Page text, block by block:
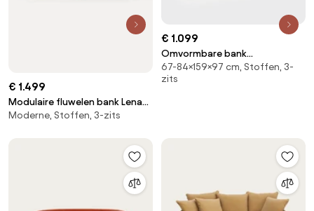
€ 1.499
Modulaire fluwelen bank Lena
(3-zits)
Moderne, Stoffen, 3-zits
€ 1.099
Omvormbare bank
linnen/viscose, Ivete
67-84×159×97 cm, Stoffen, 3-
zits